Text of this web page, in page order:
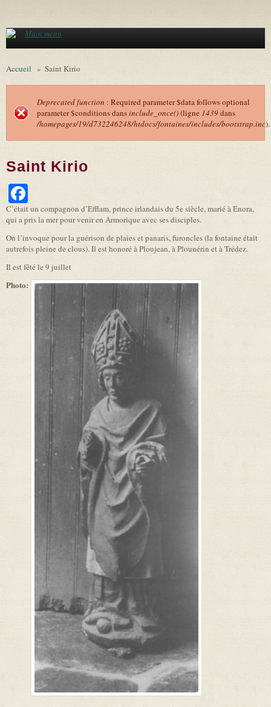
Main menu
Accueil » Saint Kirio
Message d'erreur
Deprecated function : Required parameter $data follows optional
parameter $conditions dansinclude_once()(ligne 1439dans
/homepages/19/d732246248/htdocs/fontaines/includes/bootstrap.inc).
Saint Kirio
C’était un compagnon d’Efflam, prince irlandais du 5e siècle, marié à Enora,
qui a pris la mer pour venir en Armorique avec ses disciples.
On l’invoque pour la guérison de plaies et panaris, furoncles (la fontaine était
autrefois pleine de clous). Il est honoré à Ploujean, à Plounérin et à Trédez.
Il est fêté le 9 juillet
Photo: